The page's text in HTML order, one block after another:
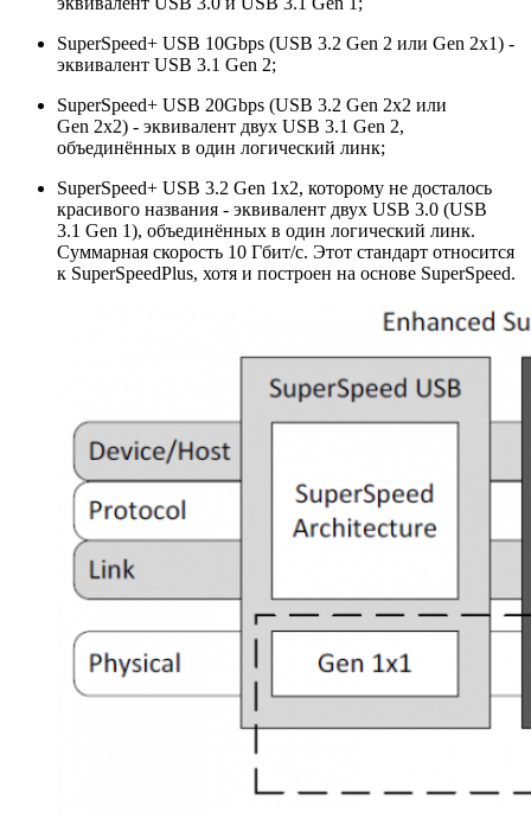
SuperSpeed+ USB 10Gbps (USB 3.2 Gen 2 или Gen 2x1) -
эквивалент USB 3.1 Gen 2;
SuperSpeed+ USB 20Gbps (USB 3.2 Gen 2x2 или
Gen 2x2) - эквивалент двух USB 3.1 Gen 2,
объединённых в один логический линк;
SuperSpeed+ USB 3.2 Gen 1x2, которому не досталось
красивого названия - эквивалент двух USB 3.0 (USB
3.1 Gen 1), объединённых в один логический линк.
Суммарная скорость 10 Гбит/с. Этот стандарт относится
к SuperSpeedPlus, хотя и построен на основе SuperSpeed.